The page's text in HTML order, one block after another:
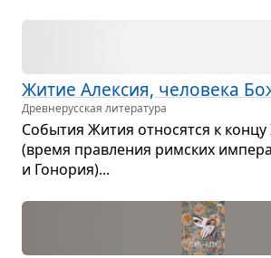
Житие Алек­сия, чело­века
Древне­русская литература
Собы­тия Жития отно­сятся к
(время прав­ле­ния рим­ских
и Гоно­рия)...